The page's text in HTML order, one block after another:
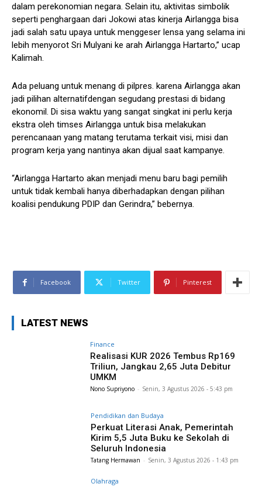
dalam perekonomian negara. Selain itu, aktivitas simbolik
seperti penghargaan dari Jokowi atas kinerja Airlangga bisa
jadi salah satu upaya untuk menggeser lensa yang selama ini
lebih menyorot Sri Mulyani ke arah Airlangga Hartarto,” ucap
Kalimah.
Ada peluang untuk menang di pilpres. karena Airlangga akan
jadi pilihan alternatifdengan segudang prestasi di bidang
ekonomil. Di sisa waktu yang sangat singkat ini perlu kerja
ekstra oleh timses Airlangga untuk bisa melakukan
perencanaan yang matang terutama terkait visi, misi dan
program kerja yang nantinya akan dijual saat kampanye.
“Airlangga Hartarto akan menjadi menu baru bagi pemilih
untuk tidak kembali hanya diberhadapkan dengan pilihan
koalisi pendukung PDIP dan Gerindra,” bebernya.
Facebook Twitter Pinterest
LATEST NEWS
Finance
Realisasi KUR 2026 Tembus Rp169
Triliun, Jangkau 2,65 Juta Debitur
UMKM
Nono Supriyono - Senin, 3 Agustus 2026 - 5:43 pm
Pendidikan dan Budaya
Perkuat Literasi Anak, Pemerintah
Kirim 5,5 Juta Buku ke Sekolah di
Seluruh Indonesia
Tatang Hermawan - Senin, 3 Agustus 2026 - 1:43 pm
Olahraga